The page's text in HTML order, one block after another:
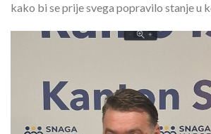
kako bi se prije svega popravilo stanje u